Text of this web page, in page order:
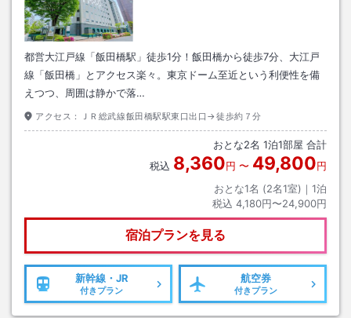
都営大江戸線「飯田橋駅」徒歩1分！飯田橋から徒歩7分、大江戸
線「飯田橋」とアクセス楽々。東京ドーム至近という利便性を備
えつつ、周囲は静かで落…
アクセス： ＪＲ総武線飯田橋駅駅東口出口→徒歩約７分
おとな2名 1泊1部屋 合計
税込 8,360円 〜 49,800円
おとな1名 (2名1室)｜ 1泊
税込 4,180円〜24,900円
宿泊プランを見る
新幹線・JR
付きプラン
航空券
付きプラン